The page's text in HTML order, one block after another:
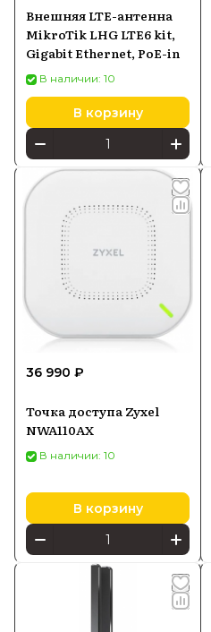
Внешняя LTE-антенна
MikroTik LHG LTE6 kit,
Gigabit Ethernet, PoE-in
В наличии: 10
В корзину
36 990 ₽
Точка доступа Zyxel
NWA110AX
В наличии: 10
В корзину